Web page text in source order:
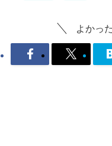
よかっ